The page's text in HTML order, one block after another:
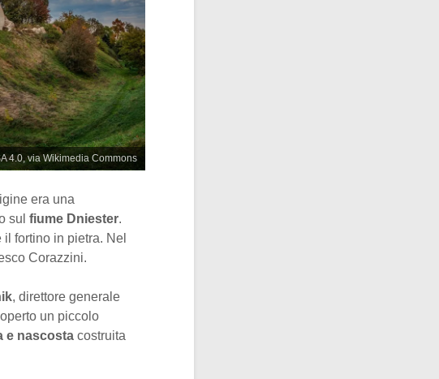
4.0, via Wikimedia Commons
era una
sul fiume Dniester.
fortino in pietra. Nel
Corazzini.
, direttore generale
un piccolo
e nascosta costruita